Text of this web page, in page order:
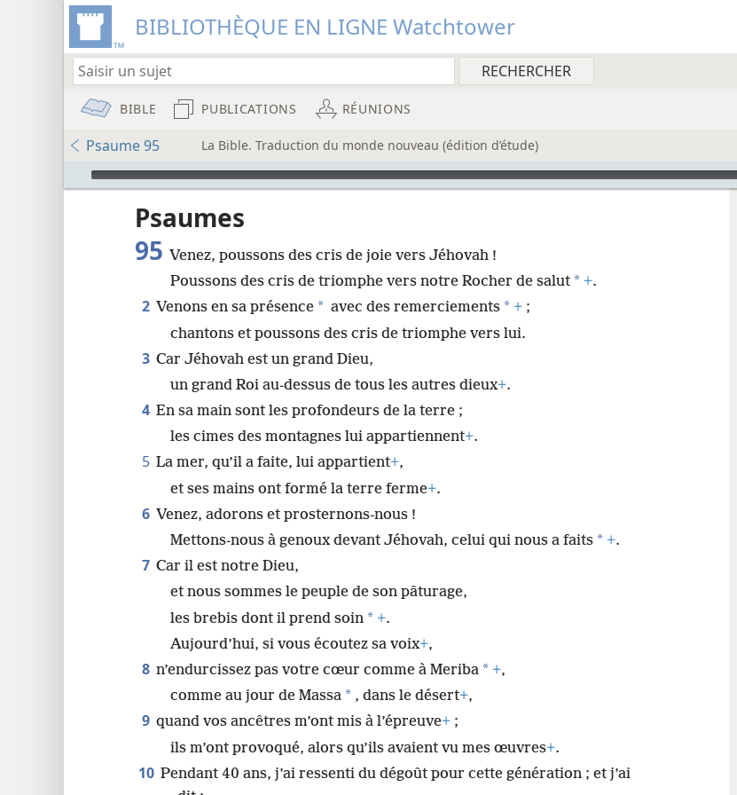
BIBLIOTHÈQUE EN LIGNE Watchtower
BIBLE PUBLICATIONS RÉUNIONS
Psaume 95 La Bible. Traduction du monde nouveau (édition d’étude)
Audio Player
Psaumes
95 Venez, poussons des cris de joie vers Jéhovah !
Poussons des cris de triomphe vers notre Rocher de salut * +.
2 Venons en sa présence * avec des remerciements * + ;
chantons et poussons des cris de triomphe vers lui.
3 Car Jéhovah est un grand Dieu,
un grand Roi au-dessus de tous les autres dieux+.
4 En sa main sont les profondeurs de la terre ;
les cimes des montagnes lui appartiennent+.
5 La mer, qu’il a faite, lui appartient+,
et ses mains ont formé la terre ferme+.
6 Venez, adorons et prosternons-nous !
Mettons-nous à genoux devant Jéhovah, celui qui nous a faits * +.
7 Car il est notre Dieu,
et nous sommes le peuple de son pâturage,
les brebis dont il prend soin * +.
Aujourd’hui, si vous écoutez sa voix+,
8 n’endurcissez pas votre cœur comme à Meriba * +,
comme au jour de Massa * , dans le désert+,
9 quand vos ancêtres m’ont mis à l’épreuve+ ;
ils m’ont provoqué, alors qu’ils avaient vu mes œuvres+.
10 Pendant 40 ans, j’ai ressenti du dégoût pour cette génération ; et j’ai